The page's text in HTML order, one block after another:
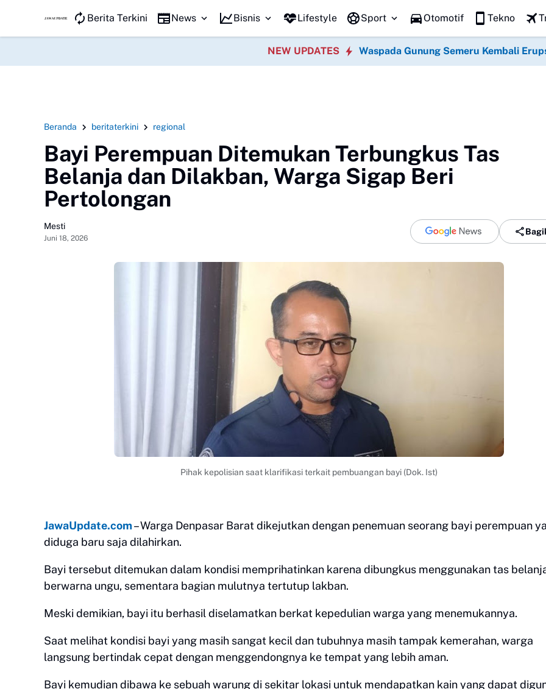
JAWA KILAT
Berita Terkini News Bisnis Lifestyle Sport Otomotif Tekno
NEW UPDATES Waspada Gunung Semeru Kembali
Beranda beritaterkini regional
Bayi Perempuan Ditemukan Terbungkus Tas
Belanja dan Dilakban, Warga Sigap Beri
Pertolongan
Mesti
Juni 18, 2026
Pihak kepolisian saat klarifikasi terkait pembuangan bayi (Dok. Ist)
JawaUpdate.com– Warga Denpasar Barat dikejutkan dengan penemuan seorang bayi perempuan
diduga baru saja dilahirkan.
Bayi tersebut ditemukan dalam kondisi memprihatinkan karena dibungkus menggunakan tas
berwarna ungu, sementara bagian mulutnya tertutup lakban.
Meski demikian, bayi itu berhasil diselamatkan berkat kepedulian warga yang menemukannya.
Saat melihat kondisi bayi yang masih sangat kecil dan tubuhnya masih tampak kemerahan, warga
langsung bertindak cepat dengan menggendongnya ke tempat yang lebih aman.
Bayi kemudian dibawa ke sebuah warung di sekitar lokasi untuk mendapatkan kain yang dapat